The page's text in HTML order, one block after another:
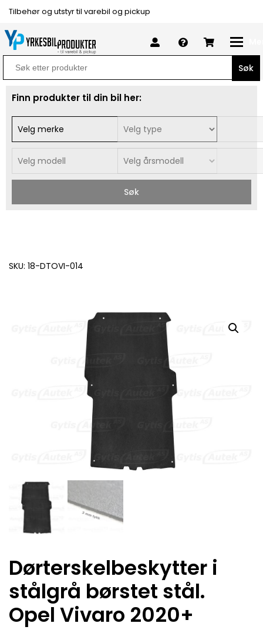
Tilbehør og utstyr til varebil og pickup
Search
for:
Finn produkter til din bil her:
Søk
SKU: 18-DTOVI-014
Dørterskelbeskytter i
stålgrå børstet stål.
Opel Vivaro 2020+